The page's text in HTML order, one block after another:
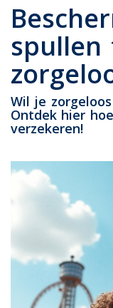
spullen
Wil je
Ontdek hier
verzekeren!